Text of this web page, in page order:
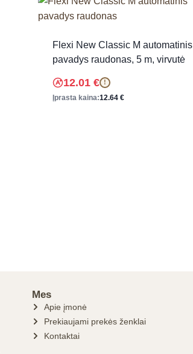
Flexi New Classic M automatinis
pavadys raudonas, 5 m, virvutė
12.01 € !
Įprasta kaina:12.64 €
Mes
Apie įmonė
Prekiaujami prekės ženklai
Kontaktai